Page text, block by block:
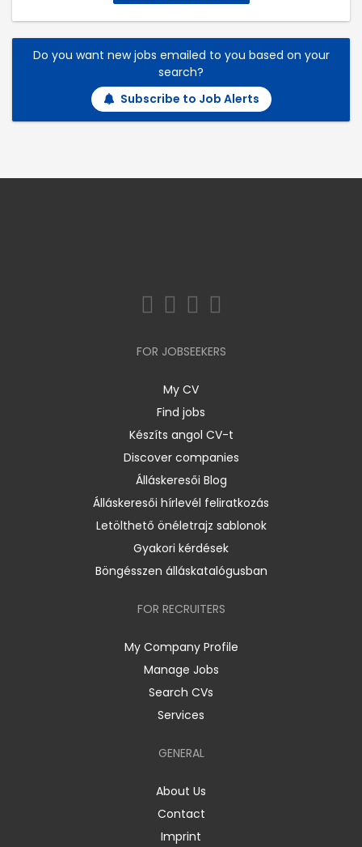
Do you want new jobs emailed to you based on your
search?
Subscribe to Job Alerts
FOR JOBSEEKERS
My CV
Find jobs
Készíts angol CV-t
Discover companies
Álláskeresői Blog
Álláskeresői hírlevél feliratkozás
Letölthető önéletrajz sablonok
Gyakori kérdések
Böngésszen álláskatalógusban
FOR RECRUITERS
My Company Profile
Manage Jobs
Search CVs
Services
GENERAL
About Us
Contact
Imprint